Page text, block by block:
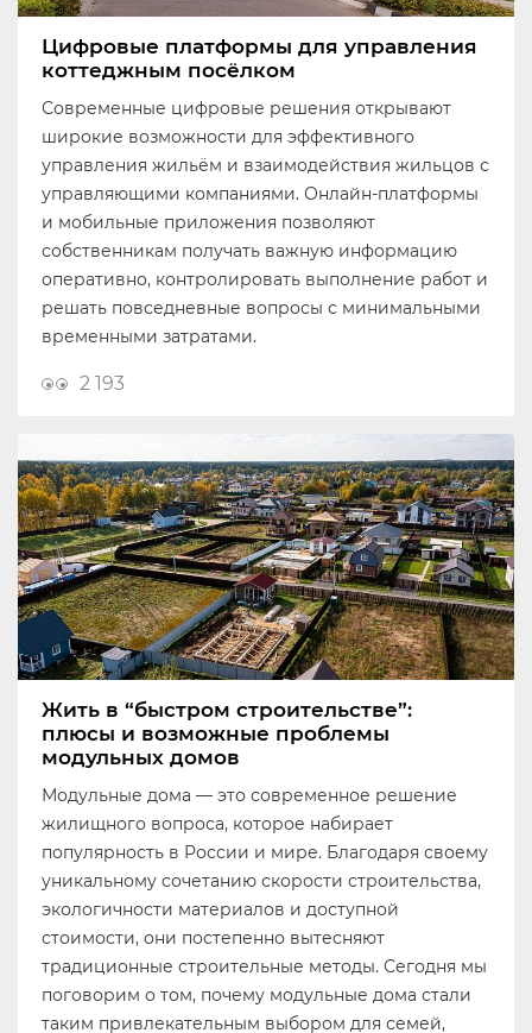
Цифровые платформы для управления
коттеджным посёлком
Современные цифровые решения открывают
широкие возможности для эффективного
управления жильём и взаимодействия жильцов с
управляющими компаниями. Онлайн-платформы
и мобильные приложения позволяют
собственникам получать важную информацию
оперативно, контролировать выполнение работ и
решать повседневные вопросы с минимальными
временными затратами.
2 193
Жить в “быстром строительстве”:
плюсы и возможные проблемы
модульных домов
Модульные дома — это современное решение
жилищного вопроса, которое набирает
популярность в России и мире. Благодаря своему
уникальному сочетанию скорости строительства,
экологичности материалов и доступной
стоимости, они постепенно вытесняют
традиционные строительные методы. Сегодня мы
поговорим о том, почему модульные дома стали
таким привлекательным выбором для семей,